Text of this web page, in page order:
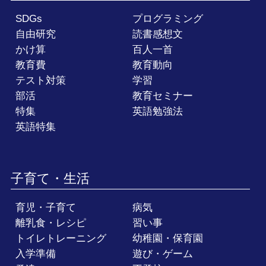
SDGs
プログラミング
自由研究
読書感想文
かけ算
百人一首
教育費
教育動向
テスト対策
学習
部活
教育セミナー
特集
英語勉強法
英語特集
子育て・生活
育児・子育て
病気
離乳食・レシピ
習い事
トイレトレーニング
幼稚園・保育園
入学準備
遊び・ゲーム